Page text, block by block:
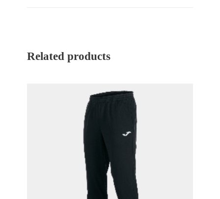
Related products